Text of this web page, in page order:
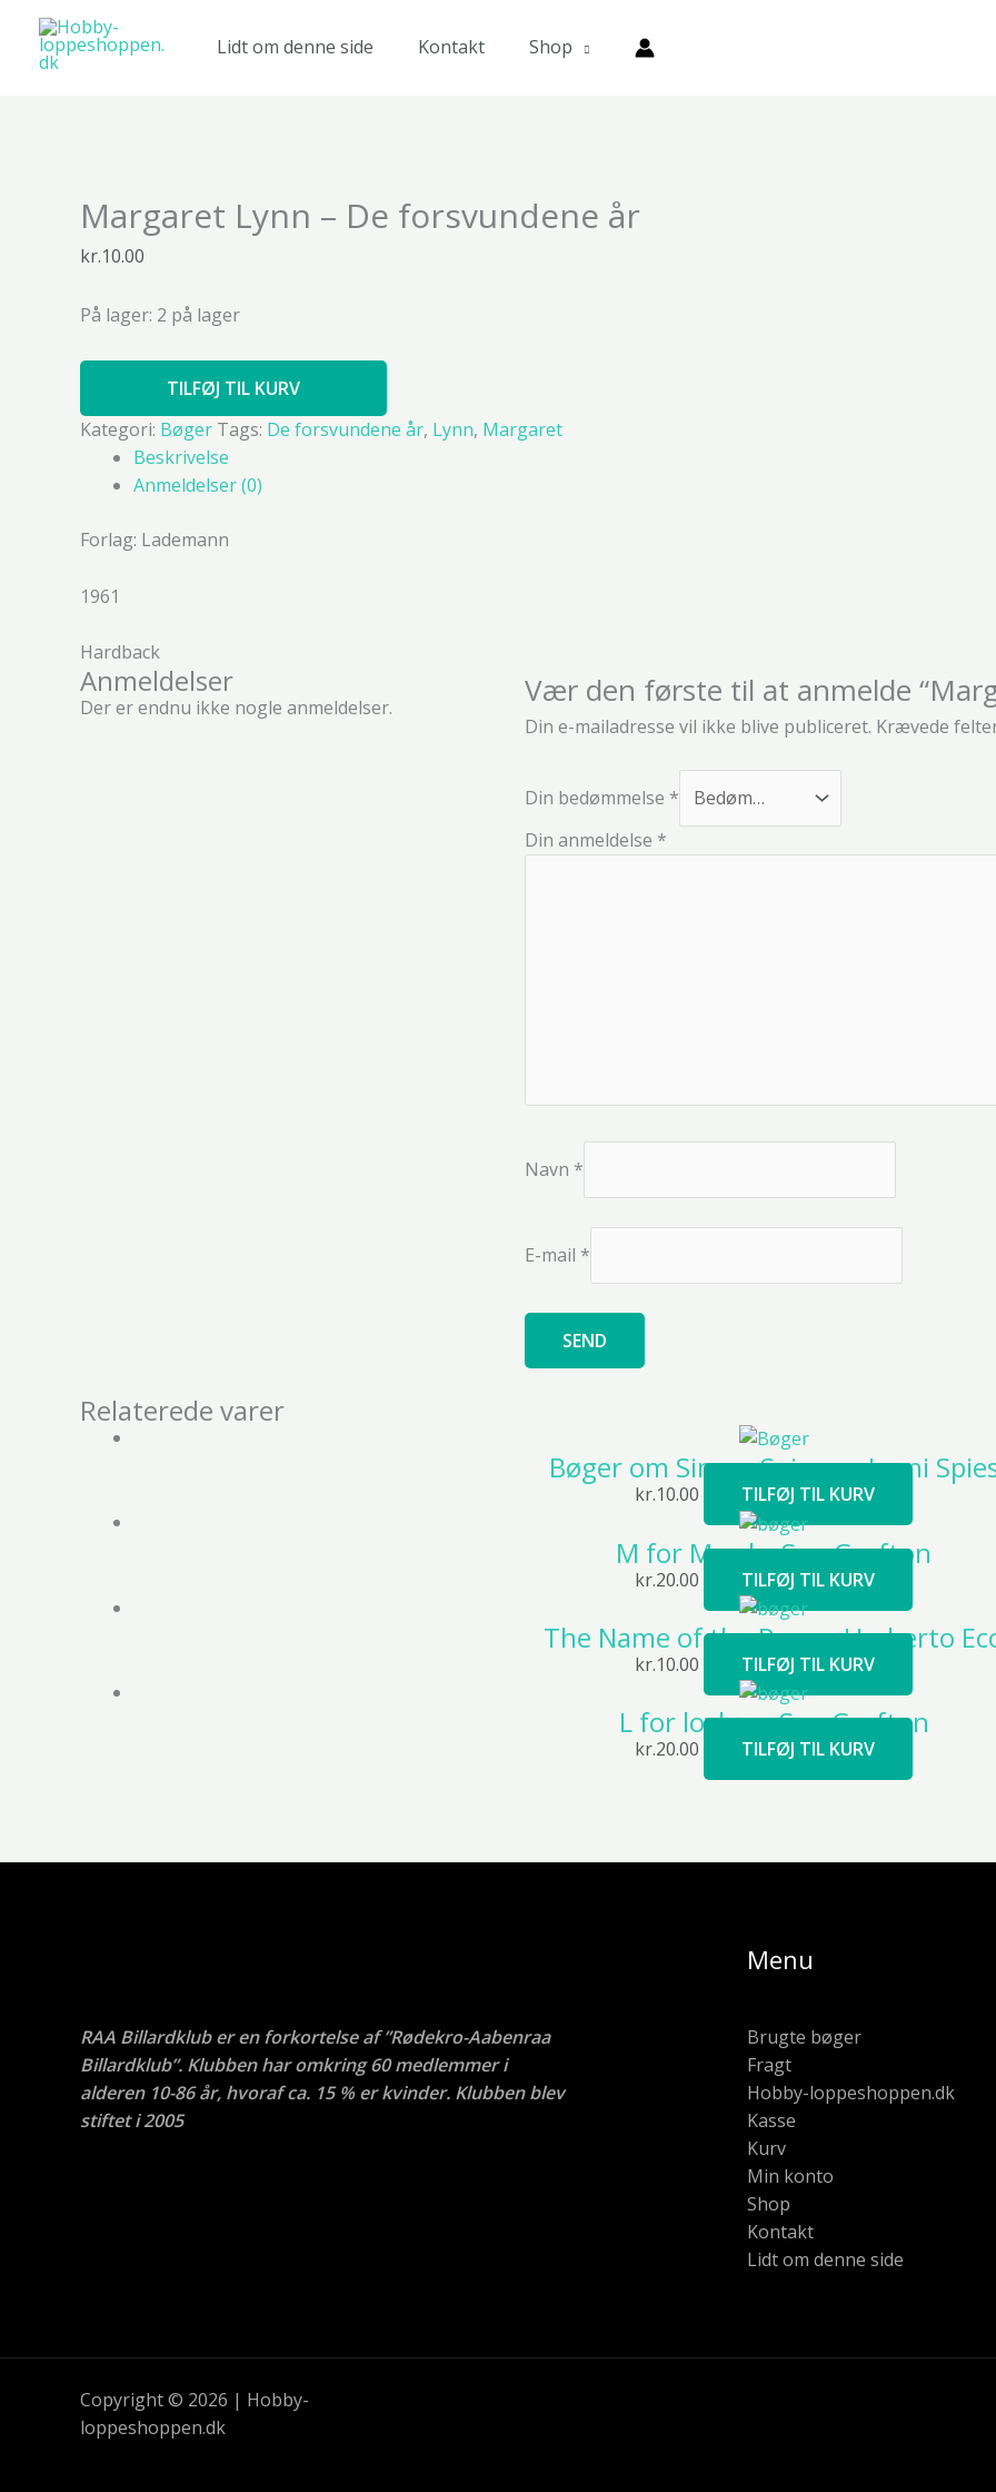
indholdet
Lidt om denne side Kontakt Shop
Margaret Lynn – De forsvundene år
kr.10.00
På lager: 2 på lager
Lynn
-
De
år
TILFØJ TIL KURV
Kategori: Bøger Tags: De forsvundene år, Lynn, Margaret
Beskrivelse
Anmeldelser (0)
Forlag: Lademann
1961
Hardback
Anmeldelser
Der er endnu ikke nogle anmeldelser. Vær den første til at anmelde
Din e-mailadresse vil ikke blive publiceret. Krævede
Din bedømmelse *
Din anmeldelse *
Navn *
E-mail *
Relaterede varer
Bøger om Simon Spies og Janni
kr.10.00 TILFØJ TIL KURV
M for Mord – Sue Grafton
kr.20.00 TILFØJ TIL KURV
The Name of the Rose – Umberto
kr.10.00 TILFØJ TIL KURV
L for lovløs – Sue Grafton
kr.20.00 TILFØJ TIL KURV
RAA Billardklub er en forkortelse af ”Rødekro-Aabenraa
Billardklub”. Klubben har omkring 60 medlemmer i
alderen 10-86 år, hvoraf ca. 15 % er kvinder. Klubben blev
stiftet i 2005
Menu
Brugte bøger
Fragt
Hobby-loppeshoppen.dk
Kasse
Kurv
Min konto
Shop
Kontakt
Lidt om denne side
Copyright © 2026 | Hobby-
loppeshoppen.dk